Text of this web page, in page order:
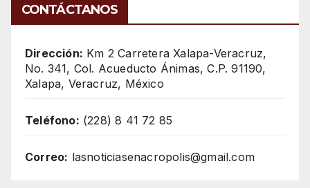
CONTÁCTANOS
Dirección: Km 2 Carretera Xalapa-Veracruz,
No. 341, Col. Acueducto Ánimas, C.P. 91190,
Xalapa, Veracruz, México
Teléfono: (228) 8 41 72 85
Correo: lasnoticiasenacropolis@gmail.com